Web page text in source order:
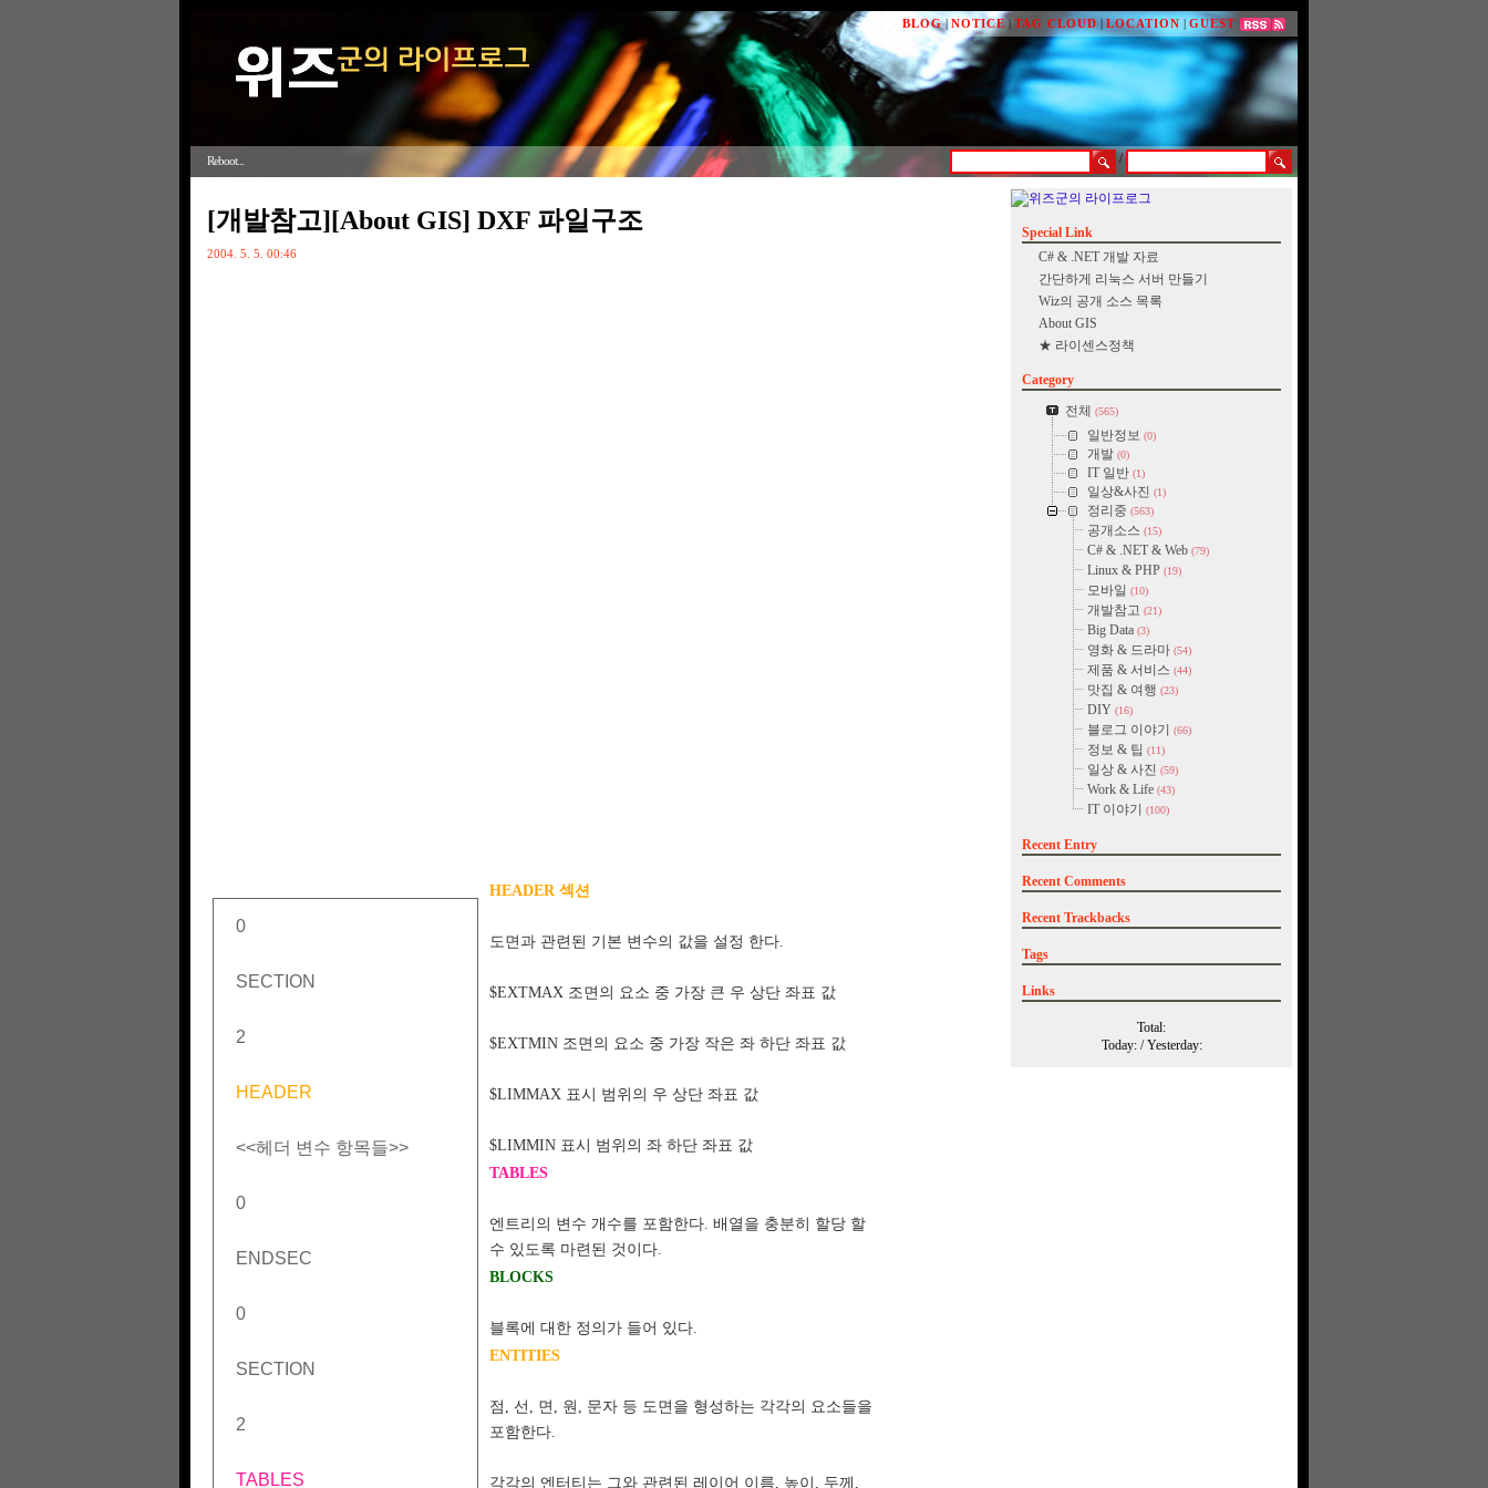
BLOG| NOTICE| TAG CLOUD | LOCATION | GUEST
Reboot... /
[개발참고][About GIS] DXF 파일구조
2004. 5. 5. 00:46
0
SECTION
2
HEADER
<<헤더 변수 항목들>>
0
ENDSEC
0
SECTION
2
TABLES
HEADER 섹션
도면과 관련된 기본 변수의 값을 설정 한다.
$EXTMAX 조면의 요소 중 가장 큰 우 상단 좌표 값
$EXTMIN 조면의 요소 중 가장 작은 좌 하단 좌표 값
$LIMMAX 표시 범위의 우 상단 좌표 값
$LIMMIN 표시 범위의 좌 하단 좌표 값
TABLES
엔트리의 변수 개수를 포함한다. 배열을 충분히 할당 할
수 있도록 마련된 것이다.
BLOCKS
블록에 대한 정의가 들어 있다.
ENTITIES
점, 선, 면, 원, 문자 등 도면을 형성하는 각각의 요소들을
포함한다.
각각의 엔터티는 그와 관련된 레이어 이름, 높이, 두께,
Special Link
C# & .NET 개발 자료
간단하게 리눅스 서버 만들기
Wiz의 공개 소스 목록
About GIS
★ 라이센스정책
Category
전체
(565)
일반정보 (0)
개발 (0)
IT 일반 (1)
일상&사진 (1)
정리중 (563)
공개소스 (15)
C# & .NET & Web (79)
Linux & PHP (19)
모바일 (10)
개발참고 (21)
Big Data (3)
영화 & 드라마 (54)
제품 & 서비스 (44)
맛집 & 여행 (23)
DIY (16)
블로그 이야기 (66)
정보 & 팁 (11)
일상 & 사진 (59)
Work & Life (43)
IT 이야기 (100)
Recent Entry
Recent Comments
Recent Trackbacks
Tags
Links
Total:
Today:/ Yesterday: